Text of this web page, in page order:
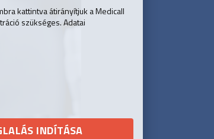
kattintva átirányítjuk a Medicall
szükséges. Adatai
INDÍTÁSA